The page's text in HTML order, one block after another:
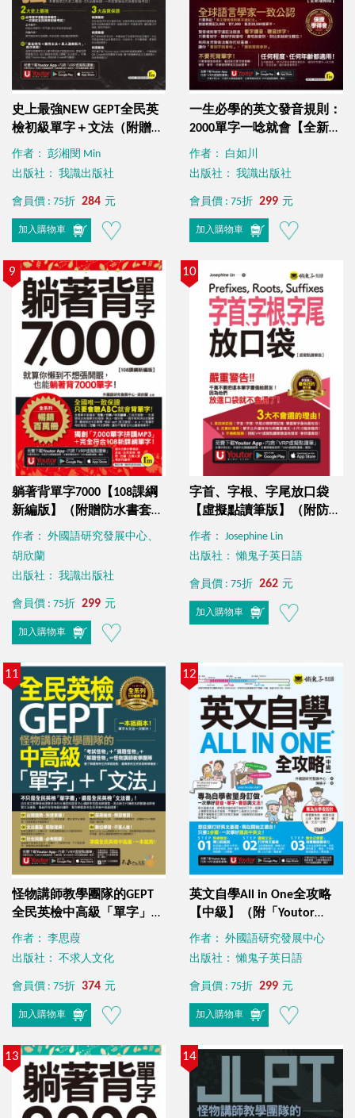
史上最強NEW GEPT全民英
檢初級單字＋文法（附贈文
法教學影片＋「Youtor
App」內含VRP虛擬點讀
作者： 彭湘閔 Min
出版社： 我識出版社
會員價 : 75折 284 元
加入購物車
一生必學的英文發音規則：
2000單字一唸就會【全新增
修版】（附「Youtor App」
內含虛擬點讀筆）
作者： 白如川
出版社： 我識出版社
會員價 : 75折 299 元
加入購物車
9
躺著背單字7000【108課綱
新編版】（附贈防水書套＋
Youtor App「內含虛擬點讀
筆」）
作者： 外國語研究發展中心、
胡欣蘭
出版社： 我識出版社
會員價 : 75折 299 元
加入購物車
10
字首、字根、字尾放口袋
【虛擬點讀筆版】（附防水
書套＋「Youtor App」內含
VRP虛擬點讀筆）
作者： Josephine Lin
出版社： 懶鬼子英日語
會員價 : 75折 262 元
加入購物車
11
怪物講師教學團隊的GEPT
全民英檢中高級「單字」＋
「文法」（附贈文法教學影
片＋「Youtor App」內含
VRP虛擬點讀筆）
作者： 李思葭
出版社： 不求人文化
會員價 : 75折 374 元
加入購物車
12
英文自學All in One全攻略
【中級】（附「Youtor
App」內含VRP虛擬點讀
筆）
作者： 外國語研究發展中心
出版社： 懶鬼子英日語
會員價 : 75折 299 元
加入購物車
13 14